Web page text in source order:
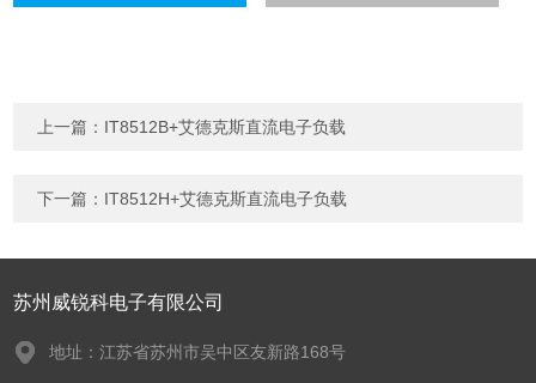
上一篇： IT8512B+艾德克斯直流电子负载
下一篇： IT8512H+艾德克斯直流电子负载
苏州威锐科电子有限公司
地址：江苏省苏州市吴中区友新路168号